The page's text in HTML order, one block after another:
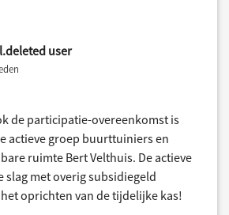
user
de participatie-overeenkomst is
actieve groep buurttuiniers en
ruimte Bert Velthuis. De actieve
slag met overig subsidiegeld
oprichten van de tijdelijke kas!